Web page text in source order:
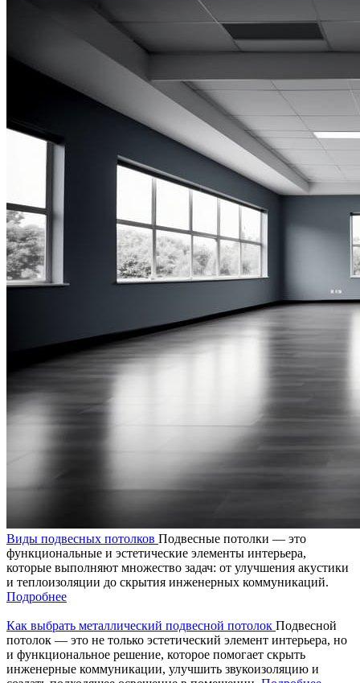
Виды подвесных потолков Подвесные потолки — это
функциональные и эстетические элементы интерьера,
которые выполняют множество задач: от улучшения акустики
и теплоизоляции до скрытия инженерных коммуникаций.
Подробнее
Как выбрать металлический подвесной потолок Подвесной
потолок — это не только эстетический элемент интерьера, но
и функциональное решение, которое помогает скрыть
инженерные коммуникации, улучшить звукоизоляцию и